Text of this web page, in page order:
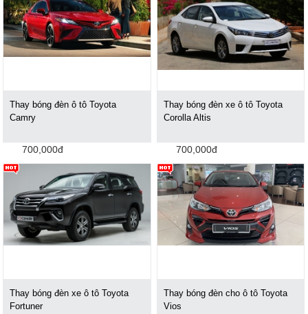
Thay bóng đèn ô tô Toyota
Camry
700,000đ
Thay bóng đèn xe ô tô Toyota
Corolla Altis
700,000đ
Thay bóng đèn xe ô tô Toyota
Fortuner
Thay bóng đèn cho ô tô Toyota
Vios